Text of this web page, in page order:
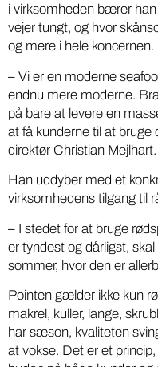
i virksomheden bærer
vejer tungt, og hvor
og mere i hele koncernen.
– Vi er en moderne
endnu mere moderne.
på bare at levere en
at få kunderne til at
direktør Christian Mejlhart.
Han uddyber med et
virksomhedens tilgang til
– I stedet for at bruge
er tyndest og dårligst,
sommer, hvor den er
Pointen gælder ikke kun
makrel, kuller, lange,
har sæson, kvaliteten
at vokse. Det er et